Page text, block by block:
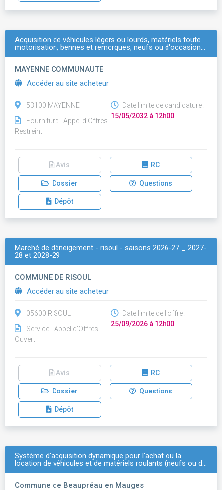
Acquisition de véhicules légers ou lourds, matériels toute
motorisation, bennes et remorques, neufs ou d'occasion…
MAYENNE COMMUNAUTE
Accéder au site acheteur
53100 MAYENNE
Fourniture - Appel d'Offres
Restreint
Date limite de candidature :
15/05/2032 à 12h00
Avis RC
Dossier Questions
Dépôt
Marché de déneigement - risoul - saisons 2026-27 _ 2027-
28 et 2028-29
COMMUNE DE RISOUL
Accéder au site acheteur
05600 RISOUL
Service - Appel d'Offres
Ouvert
Date limite de l'offre :
25/09/2026 à 12h00
Avis RC
Dossier Questions
Dépôt
Système d'acquisition dynamique pour l'achat ou la
location de véhicules et de matériels roulants (neufs ou d…
Commune de Beaupréau en Mauges